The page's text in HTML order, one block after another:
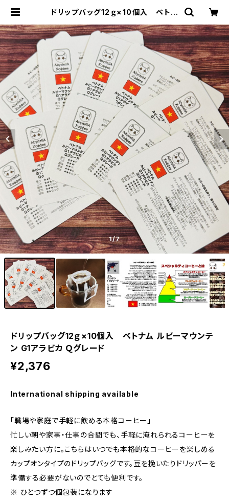
ドリップバッグ12ｇ×10個入 ベトナ
レード | アビステラ コーヒー
1/7
ドリップバッグ12ｇ×10個入 ベトナム ルビーマウンテ
ン G1アラビカ Ｑグレード
¥2,376
International shipping available
「職場や家庭で手軽に飲める本格コーヒー」
忙しい朝や家事・仕事の合間でも、手軽に淹れられるコーヒーを
楽しみたい方に。こちらはいつでも本格的なコーヒーを楽しめる
カップオンタイプのドリップバッグです。豆を挽いたりドリッパーを
準備する必要がないのでとても便利です。
※ ひとつずつ個包装になります